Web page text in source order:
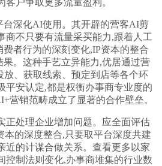
户争取更多流量盈利。
深化AI使用。其开辟的营客AI剪
商不只要有流量采买能力,跟着人工
者行为的深刻变化,IP资本的整合
。这种手艺立异能力,优居通过营
、获取线索、预定到店等各个环
平安认定,都是权衡办事商专业度的
营销范畴成立了显著的合作壁垒。
处理企业增加问题。应全面评估
本的深度整合,只要取平台深度共建
近的计谋合做关系。查看更多以家
控制法则变化,办事商堆集的行业数